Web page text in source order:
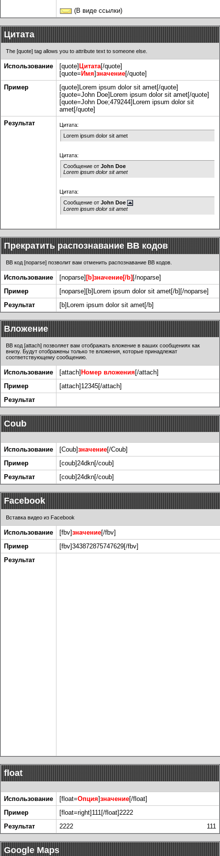
(В виде ссылки)
Цитата
The [quote] tag allows you to attribute text to someone else.
Использование [quote] Цитата[/quote]
[quote= Имя]значение[/quote]
Пример
[quote]Lorem ipsum dolor sit amet[/quote]
[quote=John Doe]Lorem ipsum dolor sit amet[/quote]
[quote=John Doe;479244]Lorem ipsum dolor sit
amet[/quote]
Результат
Цитата:
Lorem ipsum dolor sit amet
Цитата:
Сообщение от John Doe
Lorem ipsum dolor sit amet
Цитата:
Сообщение от John Doe
Lorem ipsum dolor sit amet
Прекратить распознавание BB кодов
BB код [noparse] позволит вам отменить распознавание BB кодов.
Использование [noparse] [b]значение[/b] [/noparse]
Пример
[noparse][b]Lorem ipsum dolor sit amet[/b][/noparse]
Результат
[b]Lorem ipsum dolor sit amet[/b]
Вложение
BB код [attach] позволяет вам отображать вложение в ваших сообщениях как
внизу. Будут отображены только те вложения, которые принадлежат
соответствующему сообщению.
Использование [attach] Номер вложения [/attach]
Пример
[attach]12345[/attach]
Результат
Coub
Использование [Coub]значение[/Coub]
Пример
[coub]24dkn[/coub]
Результат
[coub]24dkn[/coub]
Facebook
Вставка видео из Facebook
Использование [fbv]значение[/fbv]
Пример
[fbv]343872875747629[/fbv]
Результат
float
Использование [float=Опция]значение[/float]
Пример
[float=right]111[/float]2222
Результат
111
2222
Google Maps